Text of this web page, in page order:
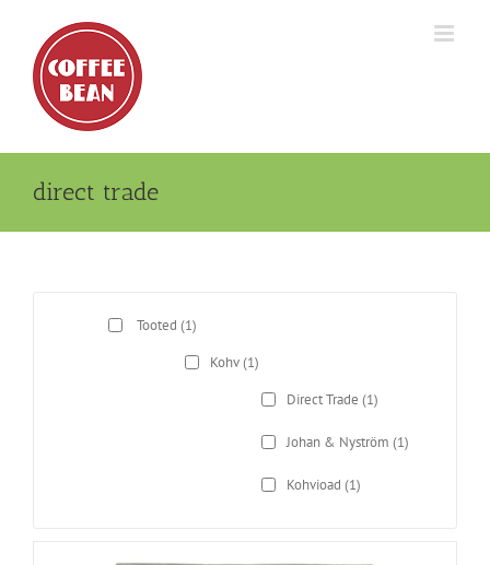
content
direct trade
Tooted (1)
Kohv(1)
Direct Trade (1)
Johan & Nyström (1)
Kohvioad (1)